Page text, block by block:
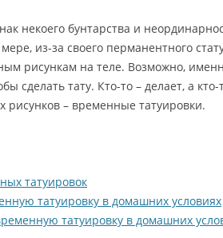
некоего бунтарства и
из-за своего перманентного
рисункам на теле. Возможно,
сделать тату. Кто-то – делает, а
рисунков – временные татуировки.
татуировок
татуировку в домашних условиях
татуировку в домашних